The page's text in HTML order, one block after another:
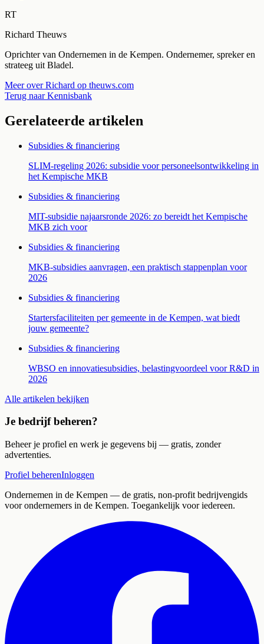
RT
Richard Theuws
Oprichter van Ondernemen in de Kempen. Ondernemer, spreker en
strateeg uit Bladel.
Meer over Richard op theuws.com
Terug naar Kennisbank
Gerelateerde artikelen
Subsidies & financiering
SLIM-regeling 2026: subsidie voor personeelsontwikkeling in
het Kempische MKB
Subsidies & financiering
MIT-subsidie najaarsronde 2026: zo bereidt het Kempische
MKB zich voor
Subsidies & financiering
MKB-subsidies aanvragen, een praktisch stappenplan voor
2026
Subsidies & financiering
Startersfaciliteiten per gemeente in de Kempen, wat biedt
jouw gemeente?
Subsidies & financiering
WBSO en innovatiesubsidies, belastingvoordeel voor R&D in
2026
Alle artikelen bekijken
Je bedrijf beheren?
Beheer je profiel en werk je gegevens bij — gratis, zonder
advertenties.
Profiel beherenInloggen
Ondernemen in de Kempen — de gratis, non-profit bedrijvengids
voor ondernemers in de Kempen. Toegankelijk voor iedereen.